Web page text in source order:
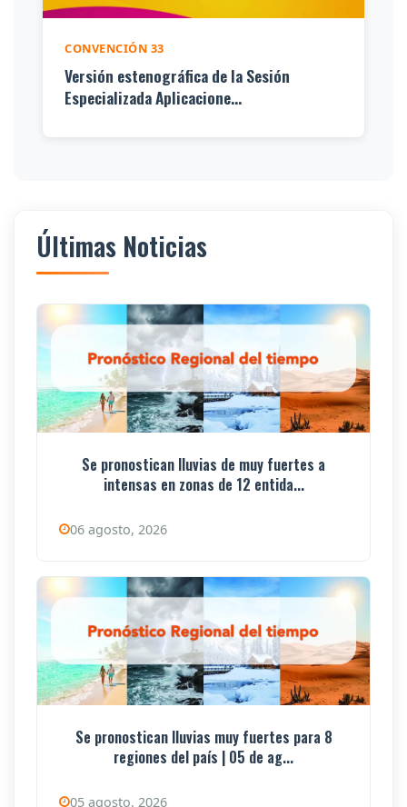
CONVENCIÓN 33
Versión estenográfica de la Sesión
Especializada Aplicacione...
Últimas Noticias
Se pronostican lluvias de muy fuertes a
intensas en zonas de 12 entida...
06 agosto, 2026
Se pronostican lluvias muy fuertes para 8
regiones del país | 05 de ag...
05 agosto, 2026